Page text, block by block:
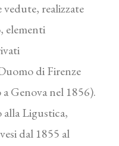
realizzate
elementi
di Firenze
Genova nel 1856).
alla Ligustica,
dal 1855 al